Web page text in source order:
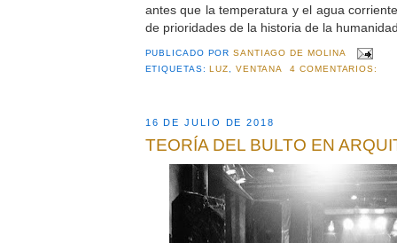
antes que la temperatura y el agua
de prioridades de la historia de la
PUBLICADO PORSANTIAGO DE MOLINA
ETIQUETAS:LUZ VENTANA 4 COMENTARIOS:
16 DE JULIO DE 2018
TEORÍA DEL BULTO EN